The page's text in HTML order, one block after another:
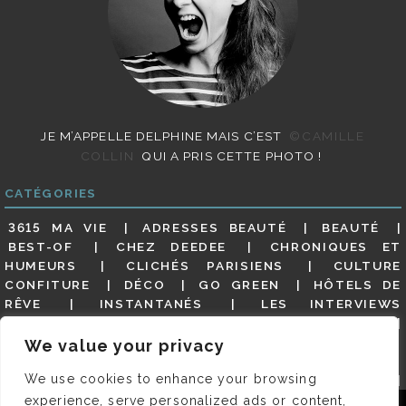
We value your privacy
We use cookies to enhance your browsing
experience, serve personalized ads or content,
JE M’APPELLE DELPHINE MAIS C’EST
©CAMILLE
COLLIN
QUI A PRIS CETTE PHOTO !
CATÉGORIES
3615 MA VIE ADRESSES BEAUTÉ
BEAUTÉ
BEST-OF
CHEZ DEEDEE
CHRONIQUES ET
HUMEURS
CLICHÉS PARISIENS
CULTURE
CONFITURE
DÉCO GO GREEN
HÔTELS DE
RÊVE
INSTANTANÉS
LES INTERVIEWS
MES ADRESSES
MODE NON CLASSÉ
GUIDE
PARIS EN PHOTOS
RESTAURANTS
REVUE DE PRESSE DÉTAILLÉE, SIOU PLAIT